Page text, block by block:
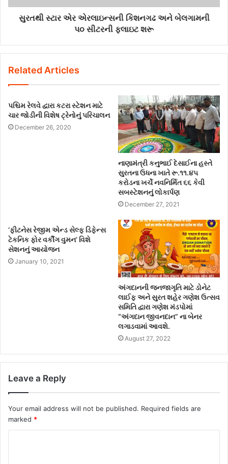
સુરતથી સ્ટાર એર એરલાઇન્સની કિશનગઢ અને બેલગામની
પ૦ સીટરની ફલાઇટ શરૂ
Related Articles
પશ્ચિમ રેલવે દ્વારા કટરા સ્ટેશન માટે
ચાર જોડીની વિશેષ ટ્રેનોનું પરિચાલન
December 26, 2020
નાણામંત્રી કનુભાઈ દેસાઈના હસ્તે
સુરતના ઉધના ખાતે રૂ.૧૧.૪૫
કરોડના ખર્ચે નવનિર્મિત ૬૬ કેવી
સબસ્ટેશનનું લોકાર્પણ
December 27, 2021
‘ફીટનેસ રેજીમ એન્ડ સેલ્ફ ડિફેન્સ
ટેકનિક ફોર વર્કીંગ વુમન’ વિશે
સેશનનું આયોજન
January 10, 2021
અંગદાનની જનજાગૃતિ માટે ડોનેટ
લાઈફ અને સુરત શહેર ગણેશ ઉત્સવ
સમિતિ દ્વારા ગણેશ મંડપોમાં
“અંગદાન જીવનદાન” ના બેનર
લગાડવામાં આવશે.
August 27, 2022
Leave a Reply
Your email address will not be published. Required fields are
marked *